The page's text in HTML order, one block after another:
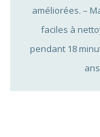
améliorées. –
faciles à
pendant 18